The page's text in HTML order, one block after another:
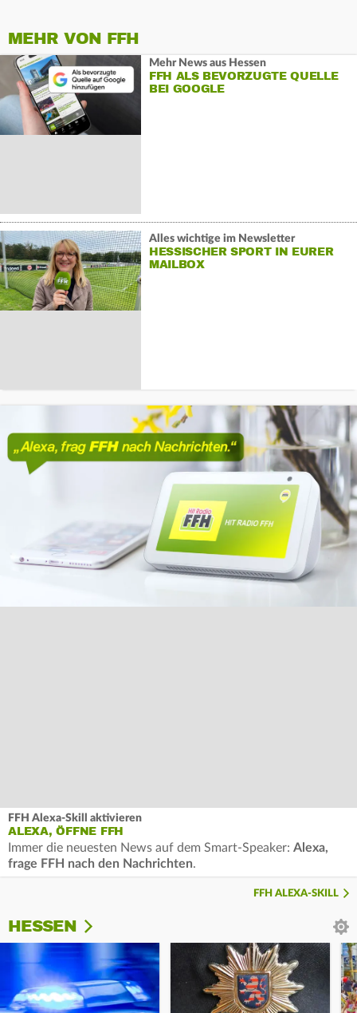
MEHR VON FFH
Mehr News aus Hessen
FFH ALS BEVORZUGTE QUELLE
BEI GOOGLE
Alles wichtige im Newsletter
HESSISCHER SPORT IN EURER
MAILBOX
FFH Alexa-Skill aktivieren
ALEXA, ÖFFNE FFH
Immer die neuesten News auf dem Smart-Speaker: Alexa,
frage FFH nach den Nachrichten.
FFH ALEXA-SKILL
HESSEN